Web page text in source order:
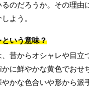
のだろうか。その理由
よう。
いう意味？
昔からオシャレや目立
に鮮やかな黄色でおせ
かな色合いや形から派